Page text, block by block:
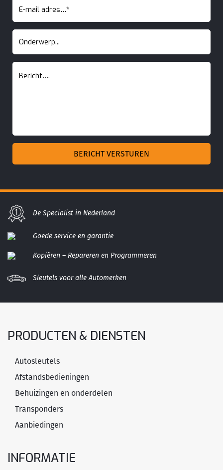
De Specialist in Nederland
Goede service en garantie
Kopiëren – Repareren en Programmeren
Sleutels voor alle Automerken
PRODUCTEN & DIENSTEN
Autosleutels
Afstandsbedieningen
Behuizingen en onderdelen
Transponders
Aanbiedingen
INFORMATIE